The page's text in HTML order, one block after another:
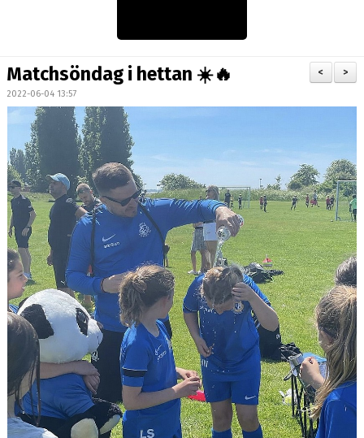
TRUPPEN
BILDGALLERI
DOKUMENT
KONTAKT
>
<
Matchsöndag i hettan ☀️🔥
2022-06-04 13:57